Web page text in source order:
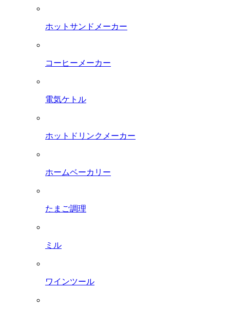
ホットサンドメーカー
コーヒーメーカー
電気ケトル
ホットドリンクメーカー
ホームベーカリー
たまご調理
ミル
ワインツール